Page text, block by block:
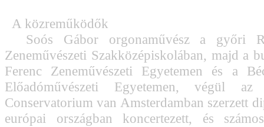
A közreműködők
Soós Gábor orgonaművész a győri
Zeneművészeti Szakközépiskolában, majd a
Ferenc Zeneművészeti Egyetemen és a
Előadóművészeti Egyetemen, végül az
Conservatorium van Amsterdamban szerzett
európai országban koncertezett, és